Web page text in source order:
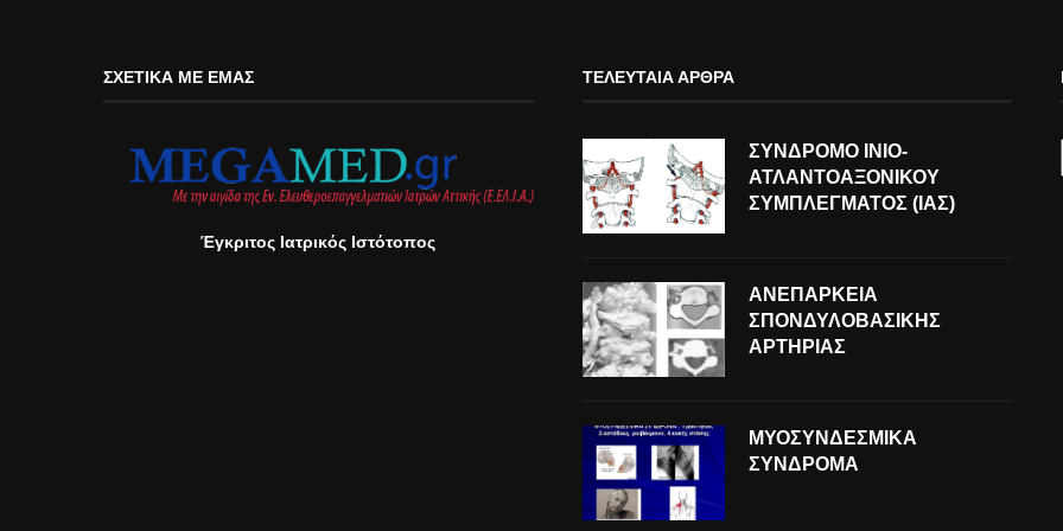
ΣΧΕΤΙΚΆ ΜΕ ΕΜΆΣ
Έγκριτος Ιατρικός Ιστότοπος
ΤΕΛΕΥΤΑΊΑ ΆΡΘΡΑ
ΣΥΝΔΡΟΜΟ ΙΝΙΟ-
ΑΤΛΑΝΤΟΑΞΟΝΙΚΟΥ
ΣΥΜΠΛΕΓΜΑΤΟΣ (ΙΑΣ)
ΑΝΕΠΑΡΚΕΙΑ
ΣΠΟΝΔΥΛΟΒΑΣΙΚΗΣ
ΑΡΤΗΡΙΑΣ
ΜΥΟΣΥΝΔΕΣΜΙΚΑ
ΣΥΝΔΡΟΜΑ